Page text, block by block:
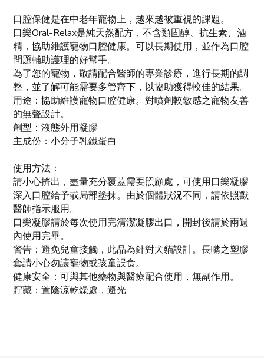
口腔保健是在中老年寵物上，越來越被重視的課題。
口樂Oral-Relax是純天然配方，不含類固醇、抗生素、酒
精，協助維護寵物口腔健康。可以長期使用，並作為口腔
問題輔助護理的好幫手。
為了您的寵物，敬請配合醫師的專業診療，進行長期的調
整，並了解可能需要多管齊下，以協助獲得較佳的結果。
用途：協助維護寵物口腔健康。對噴劑較敏感之寵物友善
的無聲設計。
劑型：液態外用凝膠
主成份：小分子乳鐵蛋白
使用方法：
請小心擠出，盡量充分覆蓋需要照顧處，可使用口樂凝膠
深入口腔給予或局部塗抹。由於個體狀況不同，請依照獸
醫師指示服用。
口樂凝膠請於每次使用完清潔凝膠出口，開封後請於兩週
內使用完畢。
警告：避免兒童接觸，此品為針對犬貓設計。長嘴之塑膠
套請小心勿讓寵物或孩童誤食。
健康安全：可與其他藥物與醫療配合使用，無副作用。
貯藏：置陰涼乾燥處，避光